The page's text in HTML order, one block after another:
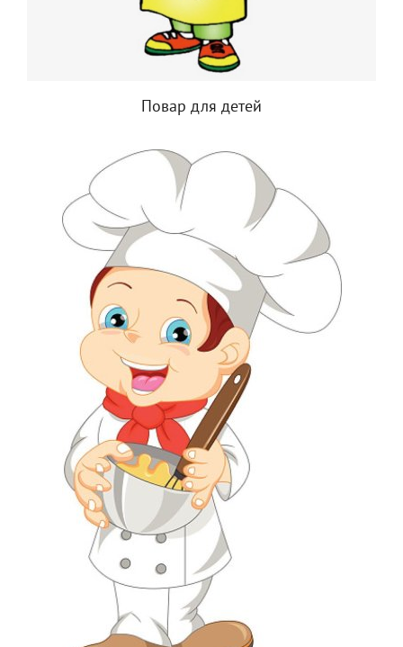
Повар для детей